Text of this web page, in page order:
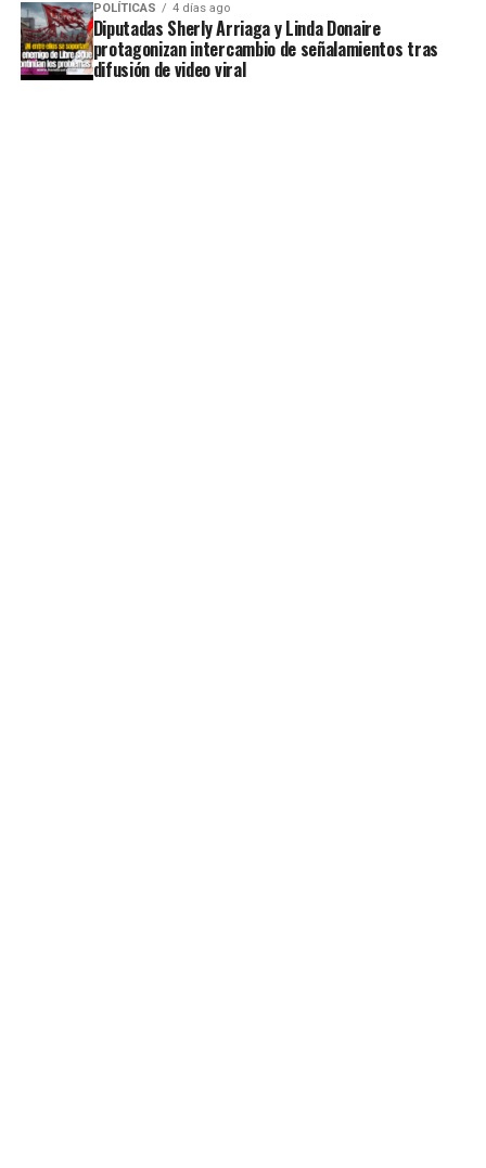
POLÍTICAS 4 días ago
Diputadas Sherly Arriaga y Linda Donaire
protagonizan intercambio de señalamientos tras
difusión de video viral